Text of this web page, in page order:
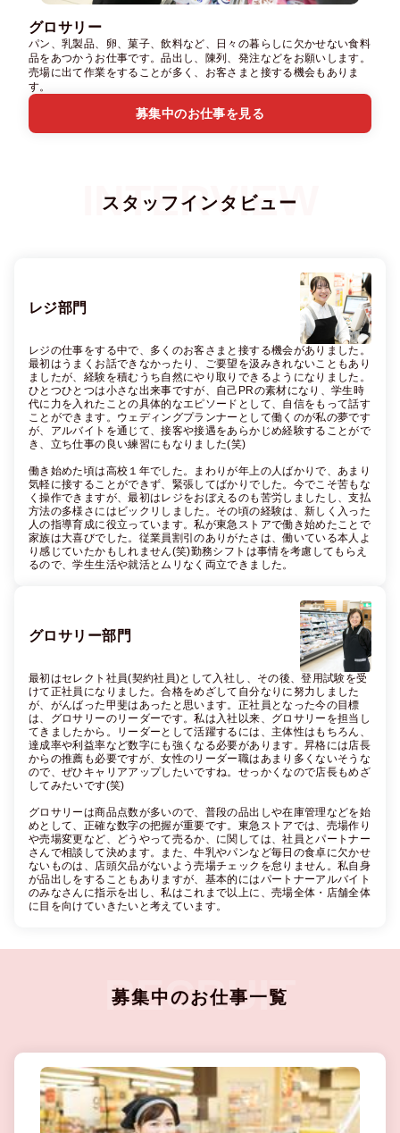
グロサリー
パン、乳製品、卵、菓子、飲料など、日々の暮らしに欠かせない食料
品をあつかうお仕事です。品出し、陳列、発注などをお願いします。
売場に出て作業をすることが多く、お客さまと接する機会もありま
す。
募集中のお仕事を見る
スタッフインタビュー
レジ部門
レジの仕事をする中で、多くのお客さまと接する機会がありました。
最初はうまくお話できなかったり、ご要望を汲みきれないこともあり
ましたが、経験を積むうち自然にやり取りできるようになりました。
ひとつひとつは小さな出来事ですが、自己PRの素材になり、学生時
代に力を入れたことの具体的なエピソードとして、自信をもって話す
ことができます。ウェディングプランナーとして働くのが私の夢です
が、アルバイトを通じて、接客や接遇をあらかじめ経験することがで
き、立ち仕事の良い練習にもなりました(笑)
働き始めた頃は高校１年でした。まわりが年上の人ばかりで、あまり
気軽に接することができず、緊張してばかりでした。今でこそ苦もな
く操作できますが、最初はレジをおぼえるのも苦労しましたし、支払
方法の多様さにはビックリしました。その頃の経験は、新しく入った
人の指導育成に役立っています。私が東急ストアで働き始めたことで
家族は大喜びでした。従業員割引のありがたさは、働いている本人よ
り感じていたかもしれません(笑)勤務シフトは事情を考慮してもらえ
るので、学生生活や就活とムリなく両立できました。
グロサリー部門
最初はセレクト社員(契約社員)として入社し、その後、登用試験を受
けて正社員になりました。合格をめざして自分なりに努力しました
が、がんばった甲斐はあったと思います。正社員となった今の目標
は、グロサリーのリーダーです。私は入社以来、グロサリーを担当し
てきましたから。リーダーとして活躍するには、主体性はもちろん、
達成率や利益率など数字にも強くなる必要があります。昇格には店長
からの推薦も必要ですが、女性のリーダー職はあまり多くないそうな
ので、ぜひキャリアアップしたいですね。せっかくなので店長もめざ
してみたいです(笑)
グロサリーは商品点数が多いので、普段の品出しや在庫管理などを始
めとして、正確な数字の把握が重要です。東急ストアでは、売場作り
や売場変更など、どうやって売るか、に関しては、社員とパートナー
さんで相談して決めます。また、牛乳やパンなど毎日の食卓に欠かせ
ないものは、店頭欠品がないよう売場チェックを怠りません。私自身
が品出しをすることもありますが、基本的にはパートナーアルバイト
のみなさんに指示を出し、私はこれまで以上に、売場全体・店舗全体
に目を向けていきたいと考えています。
募集中のお仕事一覧